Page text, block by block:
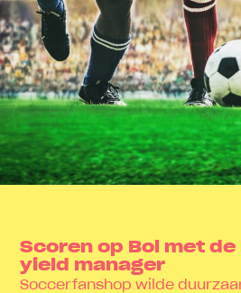
Scoren op Bol met
yield manager
Soccerfanshop wilde